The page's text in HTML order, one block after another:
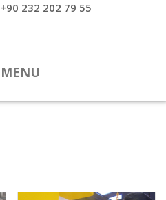
+90 232 202 79 55
MENU